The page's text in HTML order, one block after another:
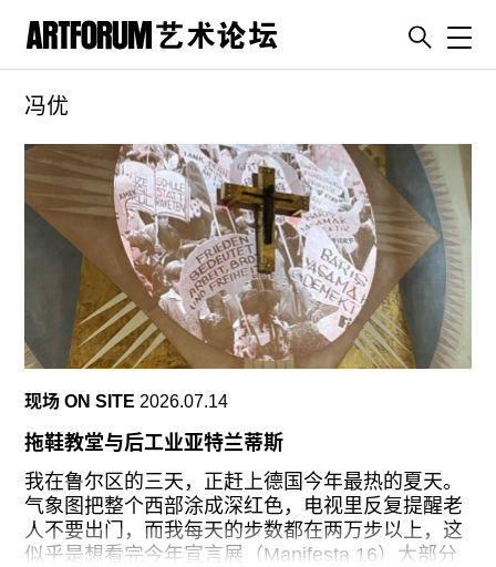
artguide
新闻
展评
杂志
ENGLISH
订阅
往期内容
冯优
现场 ON SITE 2026.07.14
拖鞋教堂与后工业亚特兰蒂斯
我在鲁尔区的三天，正赶上德国今年最热的夏天。
气象图把整个西部涂成深红色，电视里反复提醒老
人不要出门，而我每天的步数都在两万步以上，这
似乎是想看完今年宣言展（Manifesta 16）大部分